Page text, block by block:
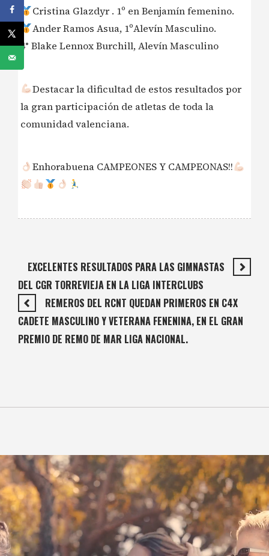
Cristina Glazdyr . 1º en Benjamín femenino.
Ander Ramos Asua, 1ºAlevín Masculino.
4° Blake Lennox Burchill, Alevín Masculino
Destacar la dificultad de estos resultados por
la gran participación de atletas de toda la
comunidad valenciana.
Enhorabuena CAMPEONES Y CAMPEONAS!!
EXCELENTES RESULTADOS PARA LAS GIMNASTAS
DEL CGR TORREVIEJA EN LA LIGA INTERCLUBS
REMEROS DEL RCNT QUEDAN PRIMEROS EN C4X
CADETE MASCULINO Y VETERANA FENENINA, EN EL GRAN
PREMIO DE REMO DE MAR LIGA NACIONAL.